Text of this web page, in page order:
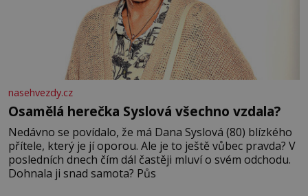
nasehvezdy.cz
Osamělá herečka Syslová všechno vzdala?
Nedávno se povídalo, že má Dana Syslová (80) blízkého
přítele, který je jí oporou. Ale je to ještě vůbec pravda? V
posledních dnech čím dál častěji mluví o svém odchodu.
Dohnala ji snad samota? Půs